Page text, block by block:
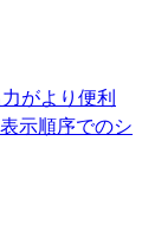
がより便利
示順序でのシ